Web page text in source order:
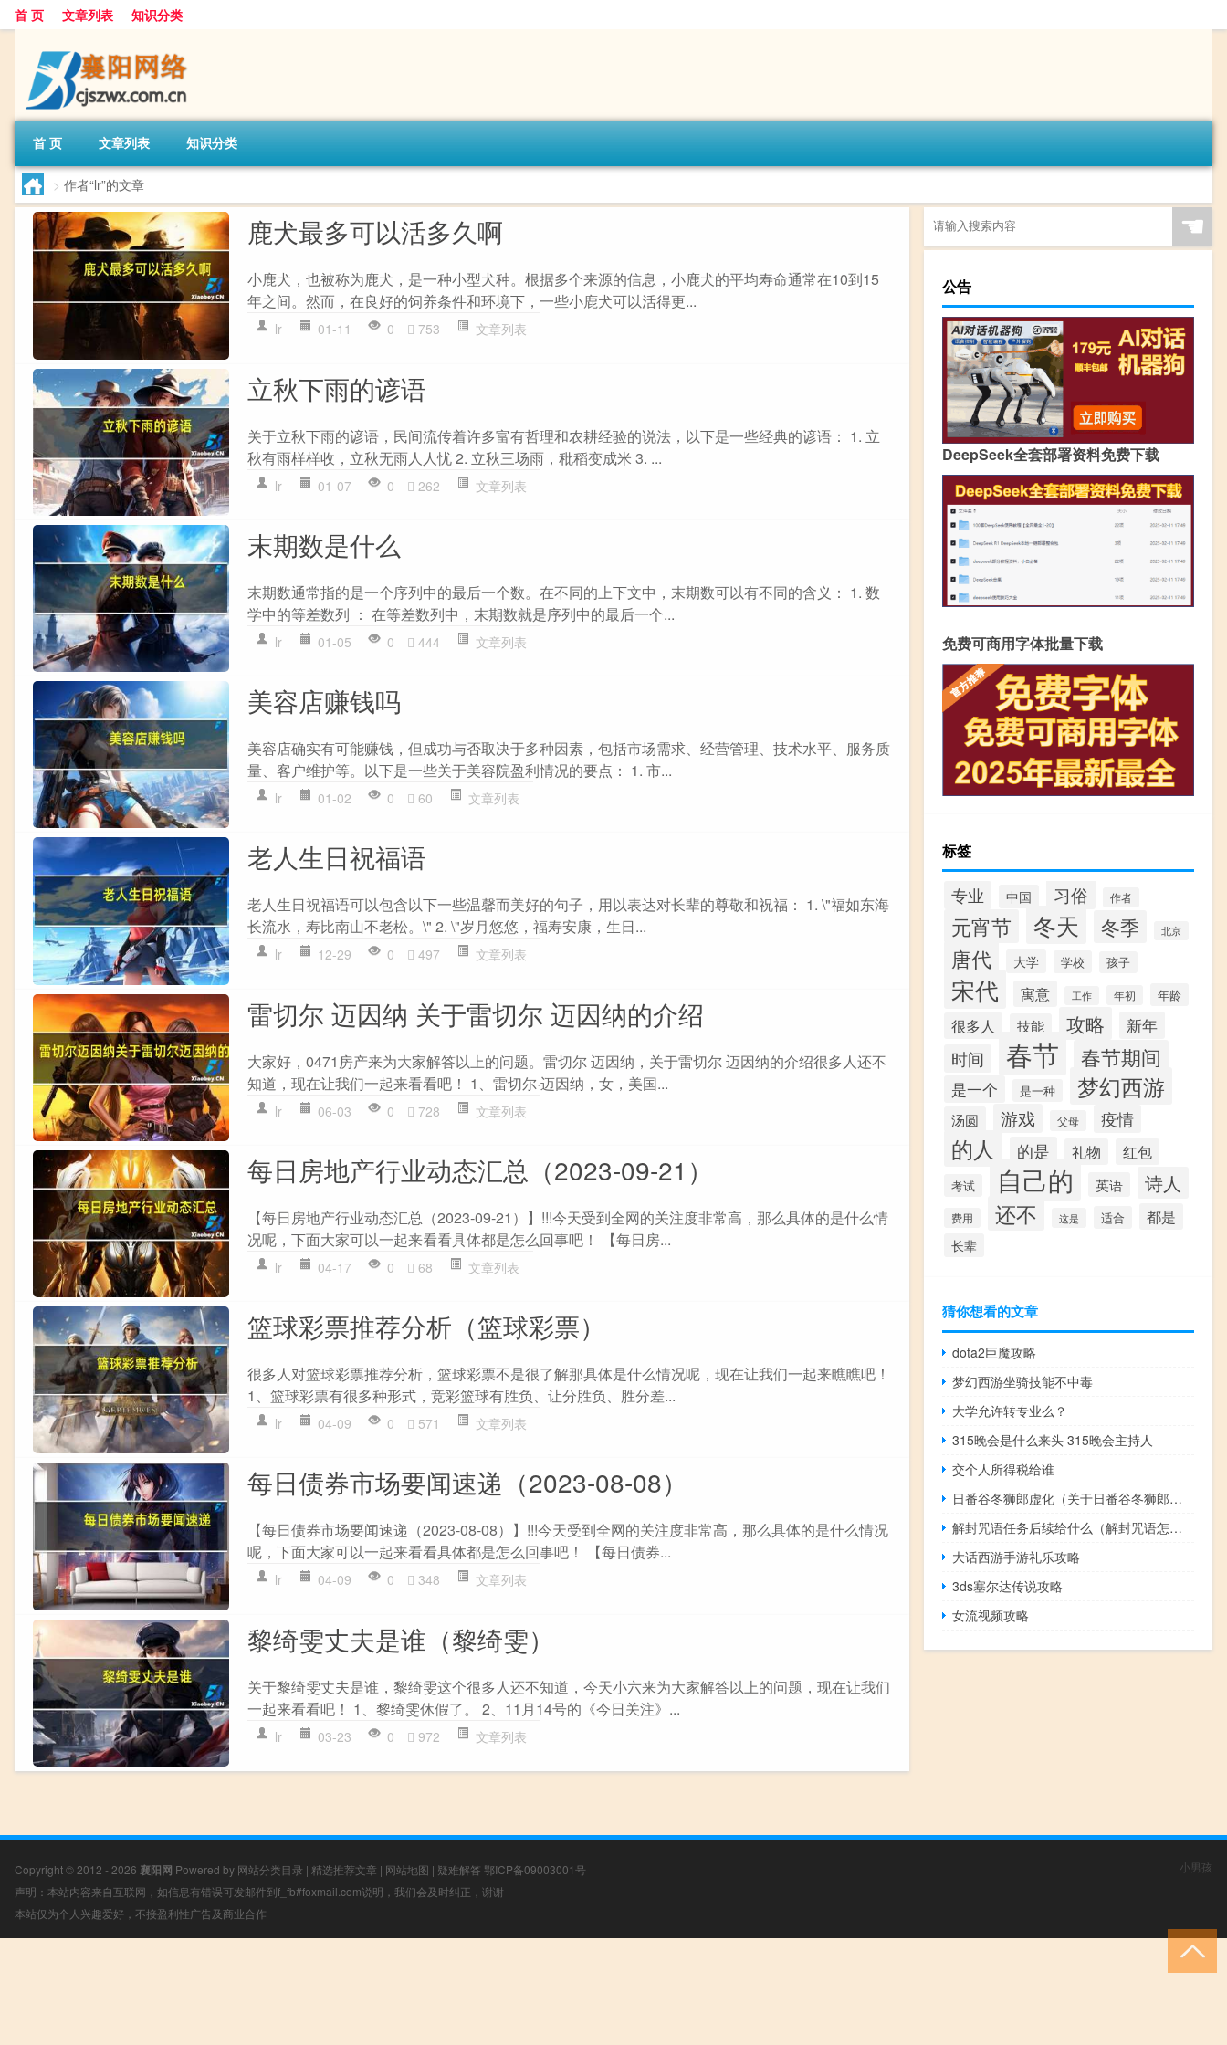
首 页 文章列表 知识分类
首 页 文章列表 知识分类
> 作者“lr”的文章
鹿犬最多可以活多久啊
小鹿犬，也被称为鹿犬，是一种小型犬种。根据多个来源的信息，小鹿犬的平均寿命通常在10到15
年之间。然而，在良好的饲养条件和环境下，一些小鹿犬可以活得更...
lr 01-11 0 753 文章列表
立秋下雨的谚语
关于立秋下雨的谚语，民间流传着许多富有哲理和农耕经验的说法，以下是一些经典的谚语： 1. 立
秋有雨样样收，立秋无雨人人忧 2. 立秋三场雨，秕稻变成米 3. ...
lr 01-07 0 262 文章列表
末期数是什么
末期数通常指的是一个序列中的最后一个数。在不同的上下文中，末期数可以有不同的含义： 1. 数
学中的等差数列 ： 在等差数列中，末期数就是序列中的最后一个...
lr 01-05 0 444 文章列表
美容店赚钱吗
美容店确实有可能赚钱，但成功与否取决于多种因素，包括市场需求、经营管理、技术水平、服务质
量、客户维护等。以下是一些关于美容院盈利情况的要点： 1. 市...
lr 01-02 0 60 文章列表
老人生日祝福语
老人生日祝福语可以包含以下一些温馨而美好的句子，用以表达对长辈的尊敬和祝福： 1. \"福如东海
长流水，寿比南山不老松。\" 2. \"岁月悠悠，福寿安康，生日...
lr 12-29 0 497 文章列表
雷切尔 迈因纳 关于雷切尔 迈因纳的介绍
大家好，0471房产来为大家解答以上的问题。雷切尔 迈因纳，关于雷切尔 迈因纳的介绍很多人还不
知道，现在让我们一起来看看吧！ 1、雷切尔·迈因纳，女，美国...
lr 06-03 0 728 文章列表
每日房地产行业动态汇总（2023-09-21）
【每日房地产行业动态汇总（2023-09-21）】!!!今天受到全网的关注度非常高，那么具体的是什么情
况呢，下面大家可以一起来看看具体都是怎么回事吧！ 【每日房...
lr 04-17 0 68 文章列表
篮球彩票推荐分析（篮球彩票）
很多人对篮球彩票推荐分析，篮球彩票不是很了解那具体是什么情况呢，现在让我们一起来瞧瞧吧！
1、篮球彩票有很多种形式，竞彩篮球有胜负、让分胜负、胜分差...
lr 04-09 0 571 文章列表
每日债券市场要闻速递（2023-08-08）
【每日债券市场要闻速递（2023-08-08）】!!!今天受到全网的关注度非常高，那么具体的是什么情况
呢，下面大家可以一起来看看具体都是怎么回事吧！ 【每日债券...
lr 04-09 0 348 文章列表
黎绮雯丈夫是谁（黎绮雯）
关于黎绮雯丈夫是谁，黎绮雯这个很多人还不知道，今天小六来为大家解答以上的问题，现在让我们
一起来看看吧！ 1、黎绮雯休假了。 2、11月14号的《今日关注》...
lr 03-23 0 972 文章列表
☚
公告
DeepSeek全套部署资料免费下载
免费可商用字体批量下载
标签
专业 中国 习俗 作者
元宵节 冬天 冬季 北京
唐代 大学 学校 孩子
宋代 寓意 工作 年初 年龄
很多人 技能 攻略 新年
时间 春节 春节期间
是一个 是一种 梦幻西游
汤圆 游戏 父母 疫情
的人 的是 礼物 红包
考试 自己的 英语 诗人
费用 还不 这是 适合 都是
长辈
猜你想看的文章
dota2巨魔攻略
梦幻西游坐骑技能不中毒
大学允许转专业么？
315晚会是什么来头 315晚会主持人
交个人所得税给谁
日番谷冬狮郎虚化（关于日番谷冬狮郎虚化的介绍）
解封咒语任务后续给什么（解封咒语怎么做不）
大话西游手游礼乐攻略
3ds塞尔达传说攻略
女流视频攻略
Copyright © 2012 - 2026 襄阳网 Powered by 网站分类目录 | 精选推荐文章 | 网站地图 | 疑难解答 鄂ICP备09003001号
声明：本站内容来自互联网，如信息有错误可发邮件到f_fb#foxmail.com说明，我们会及时纠正，谢谢
本站仅为个人兴趣爱好，不接盈利性广告及商业合作
小男孩